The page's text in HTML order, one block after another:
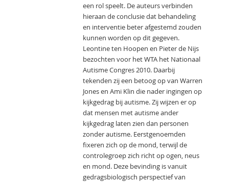
een rol speelt. De auteurs verbinden
hieraan de conclusie dat behandeling
en interventie beter afgestemd zouden
kunnen worden op dit gegeven.
Leontine ten Hoopen en Pieter de Nijs
bezochten voor het WTA het Nationaal
Autisme Congres 2010. Daarbij
tekenden zij een betoog op van Warren
Jones en Ami Klin die nader ingingen op
kijkgedrag bij autisme. Zij wijzen er op
dat mensen met autisme ander
kijkgedrag laten zien dan personen
zonder autisme. Eerstgenoemden
fixeren zich op de mond, terwijl de
controlegroep zich richt op ogen, neus
en mond. Deze bevinding is vanuit
gedragsbiologisch perspectief van